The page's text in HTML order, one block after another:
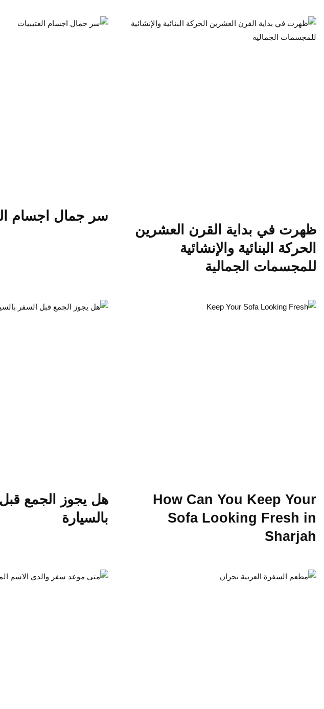
ظهرت في بداية القرن العشرين
الحركة البنائية والإنشائية
للمجسمات الجمالية
سر جمال اجسام
How Can You Keep Your
Sofa Looking Fresh in
Sharjah
هل يجوز الجمع
بالسيارة